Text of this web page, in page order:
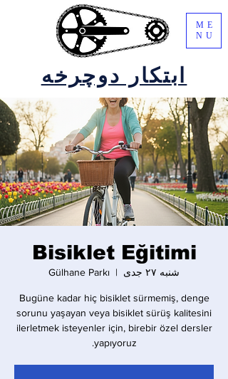
ابتکار دوچرخه
ME
NU
Bisiklet Eğitimi
شنبه ۲۷ جدی
  |
Gülhane Parkı
Bugüne kadar hiç bisiklet sürmemiş, denge
sorunu yaşayan veya bisiklet sürüş kalitesini
ilerletmek isteyenler için, birebir özel dersler
yapıyoruz.